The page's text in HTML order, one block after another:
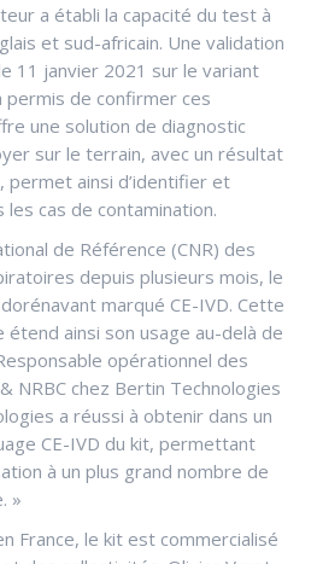
a établi la capacité du test à
et sud-africain. Une validation
11 janvier 2021 sur le variant
permis de confirmer ces
une solution de diagnostic
sur le terrain, avec un résultat
permet ainsi d’identifier et
cas de contamination.
de Référence (CNR) des
depuis plusieurs mois, le
marqué CE-IVD. Cette
ainsi son usage au-delà de
opérationnel des
NRBC chez Bertin Technologies
a réussi à obtenir dans un
CE-IVD du kit, permettant
à un plus grand nombre de
»
France, le kit est commercialisé